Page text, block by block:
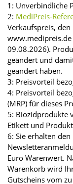
1: Unverbindliche
2: MediPreis-
Verkaufspreis,
www.medipreis.de
09.08.2026).
geändert und
geändert haben.
3: Preisvorteil
4: Preisvorteil
(MRP) für dieses
5: Biozidprodukte
Etikett und
6: Sie erhalten
Euro Warenwert.
Warenkorb wird
Gutscheins vom